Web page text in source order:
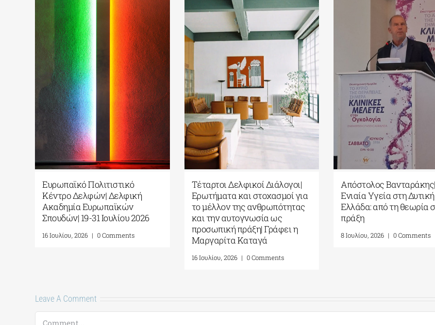
Τέταρτοι Δελφικοί Διάλογοι|
Ερωτήματα και στοχασμοί για
το μέλλον της ανθρωπότητας
και την αυτογνωσία ως
Μαργαρίτα Καταγά
Απόστολος Βανταράκης| Η
Ενιαία Υγεία στη Δυτική
Ελλάδα: από τη θεωρία στην
8 Ιουλίου, 2026 | 0 Comments
Ευρωπαϊκό Πολιτιστικό
Κέντρο Δελφών| Με απόλυτη
επιτυχία ολοκληρώθηκαν οι
Τέταρτοι Δελφικοί Διάλογοι
8 Ιουλίου, 2026 | 0 Comments
Leave A Comment
Comment